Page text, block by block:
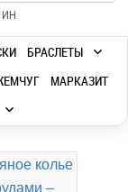
БРАСЛЕТЫ
МАРКАЗИТ